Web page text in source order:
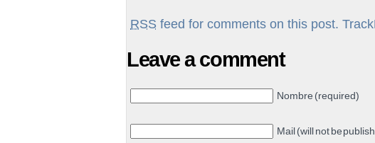
RSS feed for comments on this post.
Leave a comment
Nombre (required)
Mail (will not be